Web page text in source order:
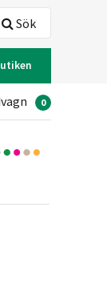
Sök
0